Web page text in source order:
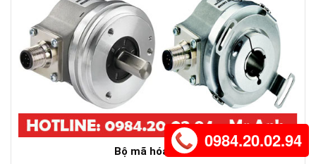
Bộ mã hóa Turck
0984.20.02.94